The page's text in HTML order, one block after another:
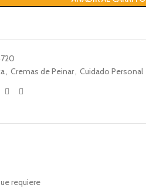
, Cremas de Peinar, Cuidado Personal
requiere